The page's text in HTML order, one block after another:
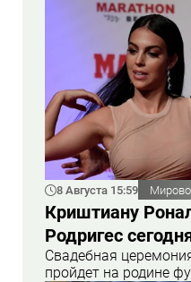
8 Августа 15:59
Криштиану
Родригес
Свадебная
пройдет на родине